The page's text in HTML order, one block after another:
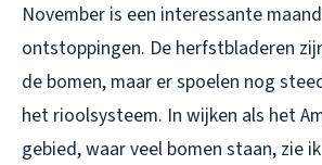
November is een interessante
ontstoppingen. De herfstbladeren
de bomen, maar er spoelen nog
het rioolsysteem. In wijken als het
gebied, waar veel bomen staan, zie